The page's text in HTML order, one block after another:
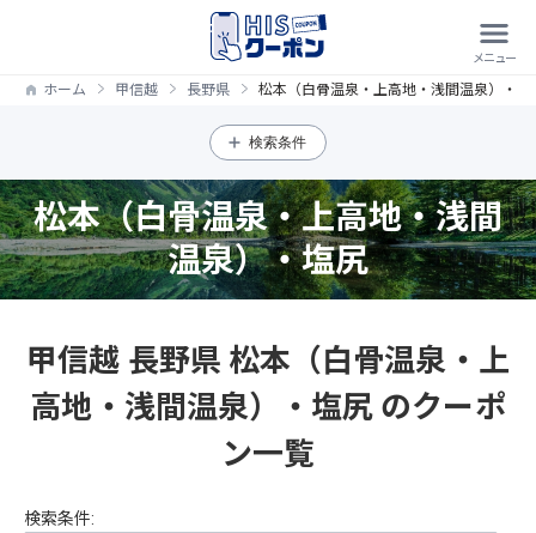
ホーム 甲信越 長野県 松本（白骨温泉・上高地・浅間温泉）・
検索条件
松本（白骨温泉・上高地・浅間
温泉）・塩尻
甲信越 長野県 松本（白骨温泉・上
高地・浅間温泉）・塩尻 のクーポ
ン一覧
検索条件: